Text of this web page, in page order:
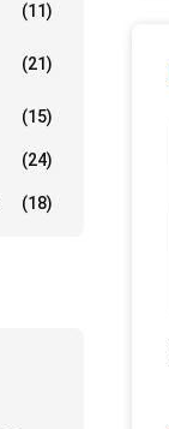
(11)
(21)
(15)
(24)
(18)